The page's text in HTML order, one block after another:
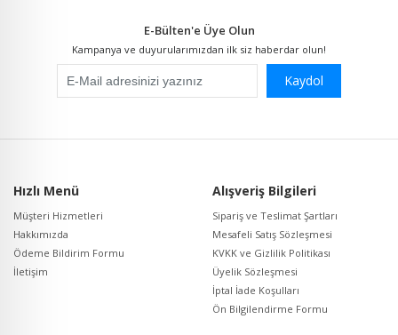
E-Bülten'e Üye Olun
Kampanya ve duyurularımızdan ilk siz haberdar olun!
Kaydol
Hızlı Menü
Müşteri Hizmetleri
Hakkımızda
Ödeme Bildirim Formu
İletişim
Alışveriş Bilgileri
Sipariş ve Teslimat Şartları
Mesafeli Satış Sözleşmesi
KVKK ve Gizlilik Politikası
Üyelik Sözleşmesi
İptal İade Koşulları
Ön Bilgilendirme Formu